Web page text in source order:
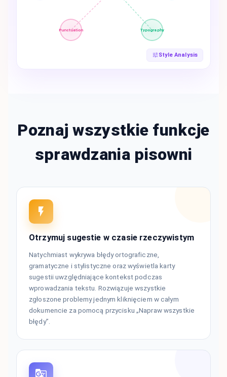
Punctuation Typography
Style Analysis
Poznaj wszystkie funkcje
sprawdzania pisowni
Otrzymuj sugestie w czasie rzeczywistym
Natychmiast wykrywa błędy ortograficzne,
gramatyczne i stylistyczne oraz wyświetla karty
sugestii uwzględniające kontekst podczas
wprowadzania tekstu. Rozwiązuje wszystkie
zgłoszone problemy jednym kliknięciem w całym
dokumencie za pomocą przycisku „Napraw wszystkie
błędy”.